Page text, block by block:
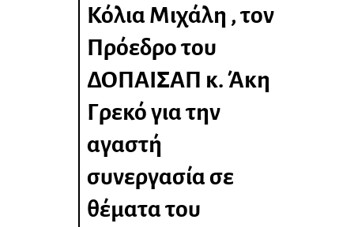
Κόλια Μιχάλη , τον
Πρόεδρο του
ΔΟΠΑΙΣΑΠ κ. Άκη
Γρεκό για την
αγαστή
συνεργασία σε
θέματα του